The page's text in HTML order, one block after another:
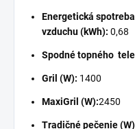
Energetická
vzduchu (kWh): 0,68
Spodné topného
Gril (W): 1400
MaxiGril (W):2450
Tradičné pečenie